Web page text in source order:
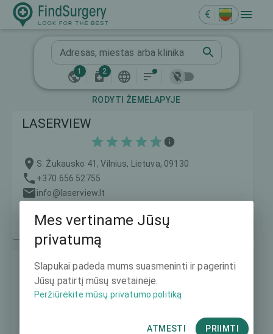
€
Adresas, miestas arba klinika
1 2
RODYTI ŽEMĖLAPYJE
LASERVIEW
S. Žukausko 41, Vilnius, Lietuva, 09130
+370 656 52755
info@laserview.lt
Naujas Regėjimas
Savičiaus 3A, Vilnius, Lietuva, 6127
Mes vertiname Jūsų
privatumą
Slapukai padeda mums suasmeninti ir pagerinti
Jūsų patirtį mūsų svetainėje.
Peržiūrėkite mūsų privatumo politiką
ATMESTI PRIIMTI